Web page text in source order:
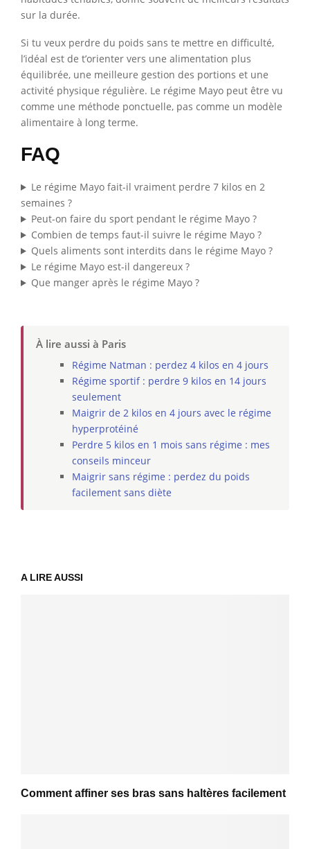
sur la durée.
Si tu veux perdre du poids sans te mettre en difficulté,
l’idéal est de t’orienter vers une alimentation plus
équilibrée, une meilleure gestion des portions et une
activité physique régulière. Le régime Mayo peut être vu
comme une méthode ponctuelle, pas comme un modèle
alimentaire à long terme.
FAQ
Le régime Mayo fait-il vraiment perdre 7 kilos en 2
semaines ?
Peut-on faire du sport pendant le régime Mayo ?
Combien de temps faut-il suivre le régime Mayo ?
Quels aliments sont interdits dans le régime Mayo ?
Le régime Mayo est-il dangereux ?
Que manger après le régime Mayo ?
À lire aussi à Paris
Régime Natman : perdez 4 kilos en 4 jours
Régime sportif : perdre 9 kilos en 14 jours
seulement
Maigrir de 2 kilos en 4 jours avec le régime
hyperprotéiné
Perdre 5 kilos en 1 mois sans régime : mes
conseils minceur
Maigrir sans régime : perdez du poids
facilement sans diète
A LIRE AUSSI
Comment affiner ses bras sans haltères facilement